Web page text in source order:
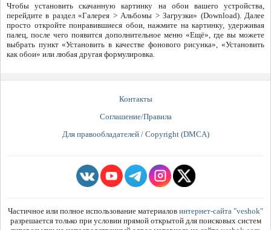
Чтобы установить скачанную картинку на обои вашего устройства,
перейдите в раздел «Галерея > Альбомы > Загрузки» (Download). Далее
просто откройте понравившиеся обои, нажмите на картинку, удерживая
палец, после чего появится дополнительное меню «Ещё», где вы можете
выбрать пункт «Установить в качестве фонового рисунка», «Установить
как обои» или любая другая формулировка.
Контакты
Соглашение/Правила
Для правообладателей / Copyright (DMCA)
Частичное или полное использование материалов интернет-сайта "veshok"
разрешается только при условии прямой открытой для поисковых систем